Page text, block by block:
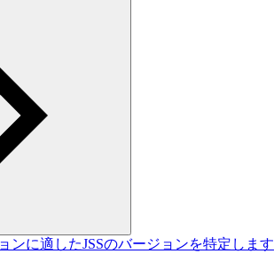
ンに適したJSSのバージョンを特定します